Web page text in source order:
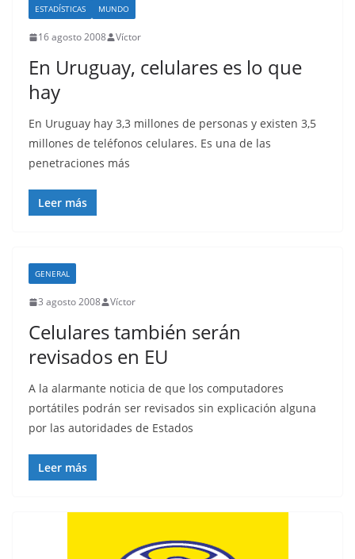
ESTADÍSTICAS MUNDO
16 agosto 2008 Víctor
En Uruguay, celulares es lo que
hay
En Uruguay hay 3,3 millones de personas y existen 3,5
millones de teléfonos celulares. Es una de las
penetraciones más
Leer más
GENERAL
3 agosto 2008 Víctor
Celulares también serán
revisados en EU
A la alarmante noticia de que los computadores
portátiles podrán ser revisados sin explicación alguna
por las autoridades de Estados
Leer más